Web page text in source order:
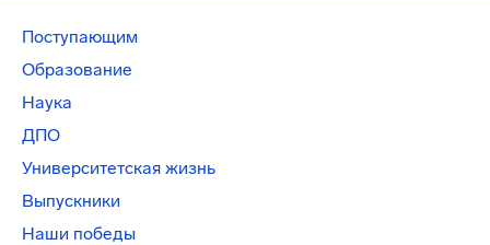
Поступающим
Образование
Наука
ДПО
Университетская жизнь
Выпускники
Наши победы